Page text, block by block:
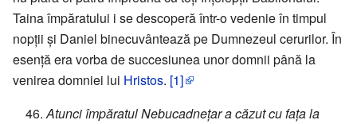
Taina împăratului i se descoperă într-o vedenie în timpul
nopții și Daniel binecuvântează pe Dumnezeul cerurilor. În
esență era vorba de succesiunea unor domnii până la
venirea domniei lui Hristos. [1]
46.Atunci împăratul Nebucadnețar a căzut cu fața la